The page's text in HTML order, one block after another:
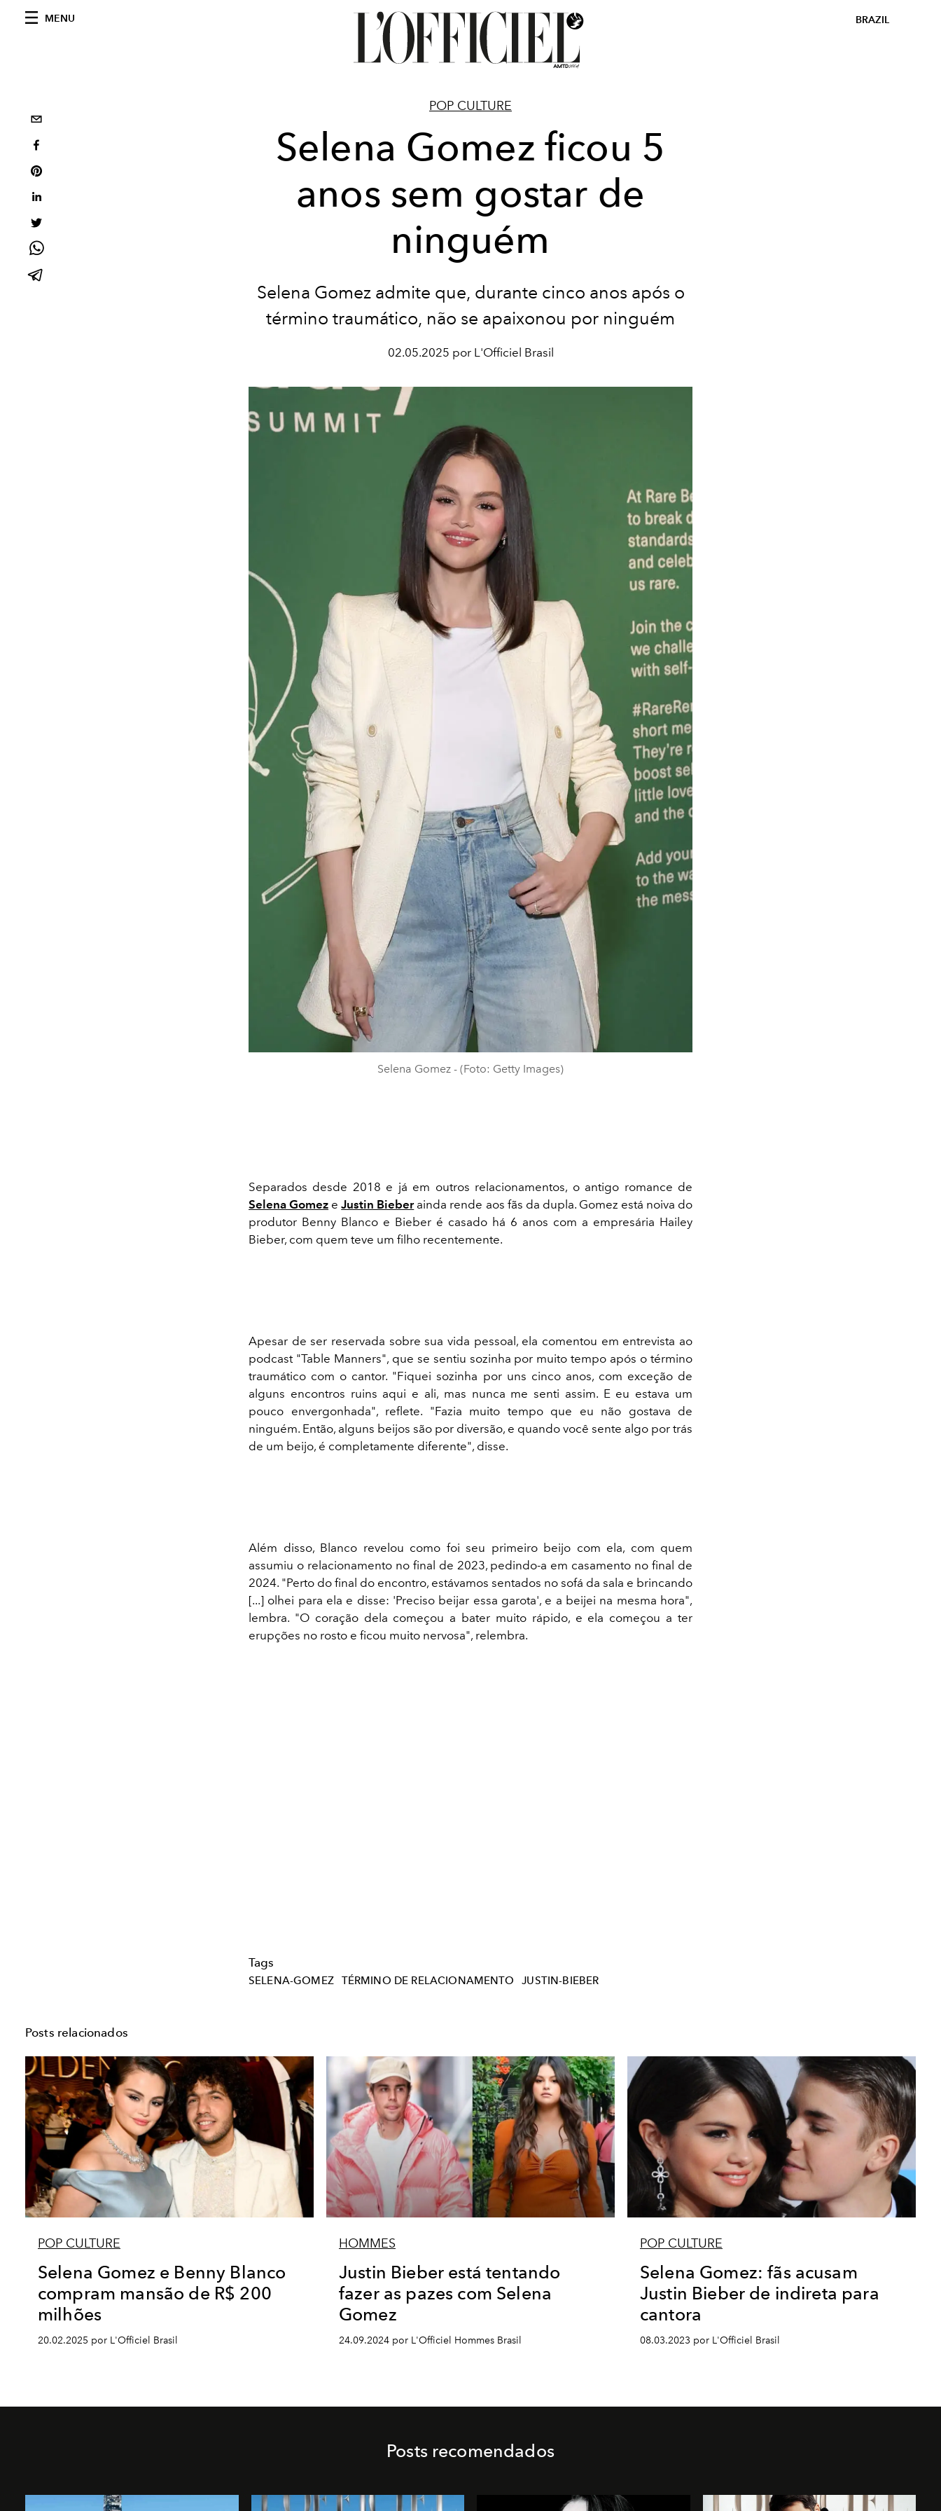
MENU BRAZIL
POP CULTURE
Selena Gomez ficou 5
anos sem gostar de
ninguém
Selena Gomez admite que, durante cinco anos após o
término traumático, não se apaixonou por ninguém
02.05.2025 por L'Officiel Brasil
Selena Gomez - (Foto: Getty Images)
Separados desde 2018 e já em outros relacionamentos, o antigo romance de
Selena Gomez eJustin Bieberainda rende aos fãs da dupla. Gomez está noiva do
produtor Benny Blanco e Bieber é casado há 6 anos com a empresária Hailey
Bieber, com quem teve um filho recentemente.
Apesar de ser reservada sobre sua vida pessoal, ela comentou em entrevista ao
podcast "Table Manners", que se sentiu sozinha por muito tempo após o término
traumático com o cantor. "Fiquei sozinha por uns cinco anos, com exceção de
alguns encontros ruins aqui e ali, mas nunca me senti assim. E eu estava um
pouco envergonhada", reflete. "Fazia muito tempo que eu não gostava de
ninguém. Então, alguns beijos são por diversão, e quando você sente algo por trás
de um beijo, é completamente diferente", disse.
Além disso, Blanco revelou como foi seu primeiro beijo com ela, com quem
assumiu o relacionamento no final de 2023, pedindo-a em casamento no final de
2024. "Perto do final do encontro, estávamos sentados no sofá da sala e brincando
[...] olhei para ela e disse: 'Preciso beijar essa garota', e a beijei na mesma hora",
lembra. "O coração dela começou a bater muito rápido, e ela começou a ter
erupções no rosto e ficou muito nervosa", relembra.
Tags
SELENA-GOMEZ TÉRMINO DE RELACIONAMENTO JUSTIN-BIEBER
Posts relacionados
POP CULTURE
Selena Gomez e Benny Blanco
compram mansão de R$ 200
milhões
20.02.2025 por L'Officiel Brasil
HOMMES
Justin Bieber está tentando
fazer as pazes com Selena
Gomez
24.09.2024 por L'Officiel Hommes Brasil
POP CULTURE
Selena Gomez: fãs acusam
Justin Bieber de indireta para
cantora
08.03.2023 por L'Officiel Brasil
Posts recomendados